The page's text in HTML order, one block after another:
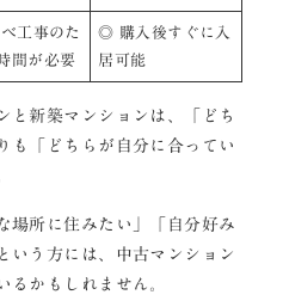
工事のた
間が必要
◎ 購入後すぐに入
居可能
と新築マンションは、「どち
も「どちらが自分に合ってい
場所に住みたい」「自分好み
いう方には、中古マンション
るかもしれません。